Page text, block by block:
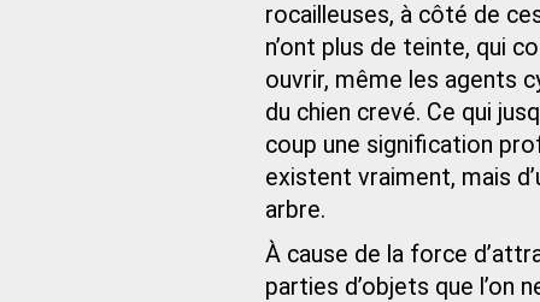
rocailleuses, à côté de
n’ont plus de teinte, qui
ouvrir, même les agents
du chien crevé. Ce qui
coup une signification
existent vraiment, mais
arbre.
À cause de la force
parties d’objets que l’on